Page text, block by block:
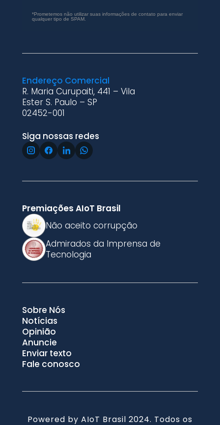
*Prometemos não utilizar suas informações de contato para enviar
qualquer tipo de SPAM.
Endereço Comercial
R. Maria Curupaiti, 441 – Vila
Ester S. Paulo – SP
02452-001
Siga nossas redes
Premiações AIoT Brasil
Não aceito corrupção
Admirados da Imprensa de
Tecnologia
Sobre Nós
Notícias
Opinião
Anuncie
Enviar texto
Fale conosco
Powered by AIoT Brasil 2024. Todos os